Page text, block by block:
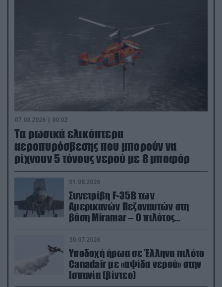
07.08.2026 | 00:02
Τα ρωσικά ελικόπτερα
αεροπυρόσβεσης που μπορούν να
ρίχνουν 5 τόνους νερού με 8 μποφόρ
01.08.2026
Συνετρίβη F-35B των
Αμερικανών Πεζοναυτών στη
βάση Miramar – Ο πιλότος
εκτινάχθηκε εγκαίρως
30.07.2026
Υποδοχή ήρωα σε Έλληνα πιλότο
Canadair με «αψίδα νερού» στην
Ισπανία (βίντεο)